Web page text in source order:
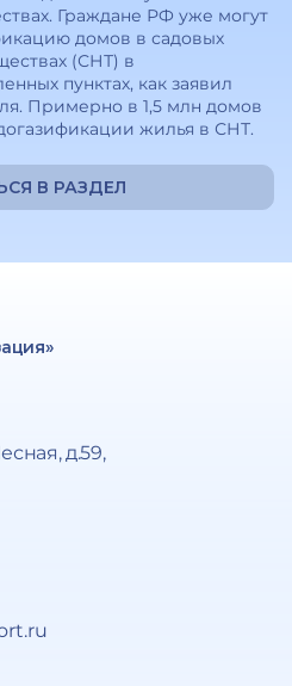
Граждане РФ уже могут
домов в садовых
(СНТ) в
пунктах, как заявил
Примерно в 1,5 млн домов
жилья в СНТ.
В РАЗДЕЛ
д.59,